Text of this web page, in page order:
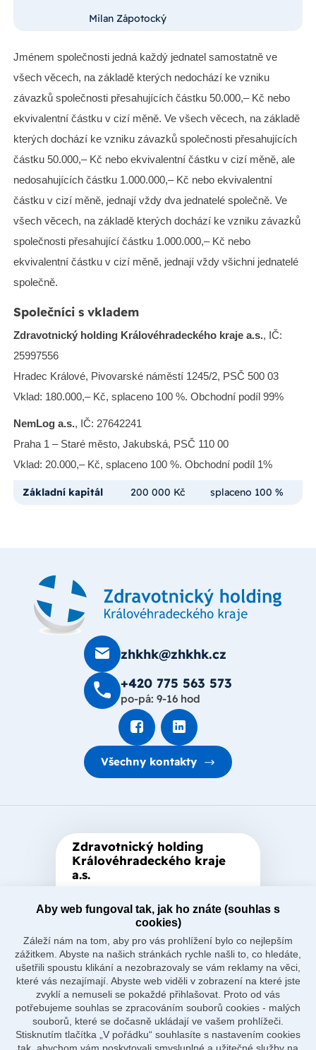
Milan Zápotocký
Jménem společnosti jedná každý jednatel samostatně ve
všech věcech, na základě kterých nedochází ke vzniku
závazků společnosti přesahujících částku 50.000,– Kč nebo
ekvivalentní částku v cizí měně. Ve všech věcech, na základě
kterých dochází ke vzniku závazků společnosti přesahujících
částku 50.000,– Kč nebo ekvivalentní částku v cizí měně, ale
nedosahujících částku 1.000.000,– Kč nebo ekvivalentní
částku v cizí měně, jednají vždy dva jednatelé společně. Ve
všech věcech, na základě kterých dochází ke vzniku závazků
společnosti přesahující částku 1.000.000,– Kč nebo
ekvivalentní částku v cizí měně, jednají vždy všichni jednatelé
společně.
Společníci s vkladem
Zdravotnický holding Královéhradeckého kraje a.s., IČ:
25997556
Hradec Králové, Pivovarské náměstí 1245/2, PSČ 500 03
Vklad: 180.000,– Kč, splaceno 100 %. Obchodní podíl 99%
NemLog a.s., IČ: 27642241
Praha 1 – Staré město, Jakubská, PSČ 110 00
Vklad: 20.000,– Kč, splaceno 100 %. Obchodní podíl 1%
Základní kapitál 200 000 Kč splaceno 100 %
zhkhk@zhkhk.cz
+420 775 563 573
po-pá: 9-16 hod
Všechny kontakty
Zdravotnický holding
Královéhradeckého kraje
a.s.
založená Královéhradeckým
krajem, který je jediným
akcionářem společnosti.
Naše nemocnice
O holdingu
Aby web fungoval tak, jak ho znáte (souhlas s
cookies)
Záleží nám na tom, aby pro vás prohlížení bylo co nejlepším
zážitkem. Abyste na našich stránkách rychle našli to, co hledáte,
ušetřili spoustu klikání a nezobrazovaly se vám reklamy na věci,
které vás nezajímají. Abyste web viděli v zobrazení na které jste
zvyklí a nemuseli se pokaždé přihlašovat. Proto od vás
potřebujeme souhlas se zpracováním souborů cookies - malých
souborů, které se dočasně ukládají ve vašem prohlížeči.
Stisknutím tlačítka „V pořádku“ souhlasíte s nastavením cookies